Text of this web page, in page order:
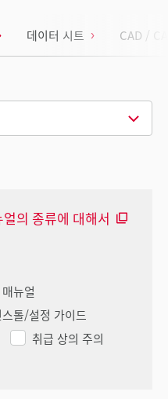
데이터 시트 CAD /
얼의 종류에 대해서
뉴얼
스톨/설정 가이드
취급 상의 주의